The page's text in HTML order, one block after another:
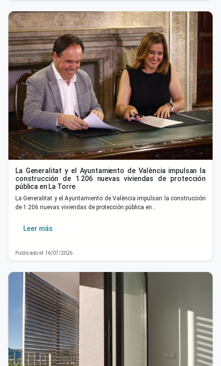
La Generalitat y el Ayuntamiento de València impulsan la
construcción de 1.206 nuevas viviendas de protección
pública en La Torre
La Generalitat y el Ayuntamiento de València impulsan la construcción
de 1.206 nuevas viviendas de protección pública en…
Leer más
Publicado el 16/07/2026